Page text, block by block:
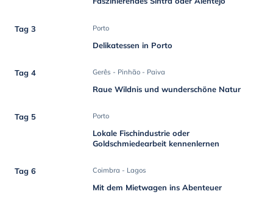
Tag 3 Porto
Delikatessen in Porto
Tag 4 Gerês - Pinhão - Paiva
Raue Wildnis und wunderschöne Natur
Tag 5 Porto
Lokale Fischindustrie oder
Goldschmiedearbeit kennenlernen
Tag 6 Coimbra - Lagos
Mit dem Mietwagen ins Abenteuer